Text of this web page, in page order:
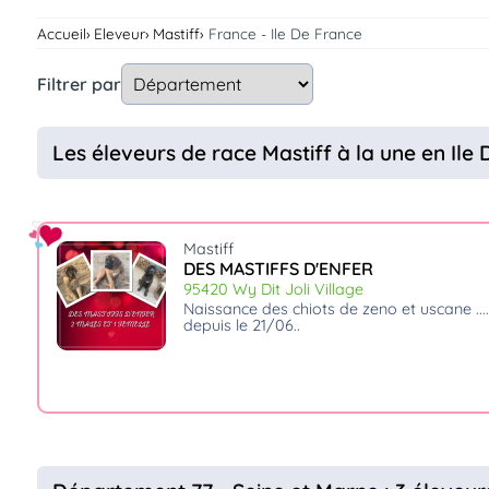
Connexion
Accueil Eleveur Mastiff France - Ile De France
Filtrer par
Les éleveurs de race Mastiff à la une en Ile
Mastiff
DES MASTIFFS D'ENFER
95420 Wy Dit Joli Village
naissance des chiots de zeno et uscane ..... 2 males et 1 femelle dispo
depuis le 21/06